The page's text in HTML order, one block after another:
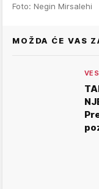
Foto: Negin Mirsalehi
MOŽDA ĆE VAS